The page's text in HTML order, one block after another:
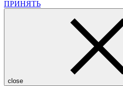
ПРИНЯТЬ
close